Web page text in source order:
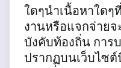
ใดๆนำเนื้อหาใดๆ
งานหรือแจกจ่าย
บังคับท้องถิ่น การ
ปรากฏบนเว็บไซ